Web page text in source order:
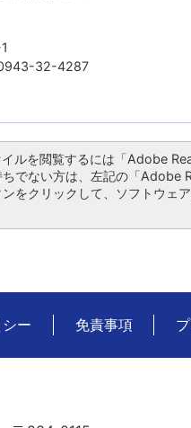
32-4287
イルを閲覧するには「Adobe
ちでない方は、左記の「Adobe
をクリックして、ソフトウェ
ー 免責事項